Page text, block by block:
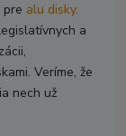
pre alu disky.
a
Veríme, že
nech už